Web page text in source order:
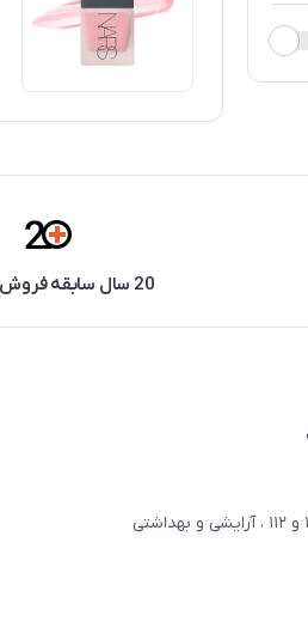
20 سال سابقه فروش حضوری
کرمانشاه ، بلوار نوبهار ، بین کوی ۱۱۰ و ۱۱۲ ، آرایشی و بهداشتی